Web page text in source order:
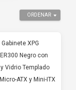
ORDENAR